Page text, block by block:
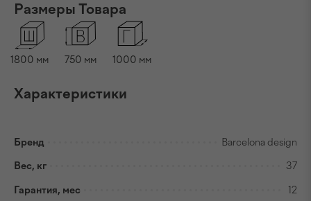
Размеры Товара
1800 мм 750 мм 1000 мм
Характеристики
Бренд Barcelona design
Вес, кг 37
Гарантия, мес 12